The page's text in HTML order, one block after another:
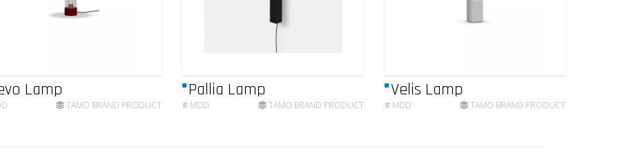
Lamp
TAMO BRAND PRODUCT
Pallia Lamp
# MDD TAMO BRAND PRODUCT
Velis Lamp
# MDD TAMO BRAND PRODUCT